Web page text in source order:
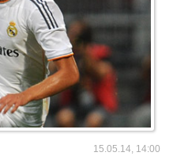
15.05.14, 14:00